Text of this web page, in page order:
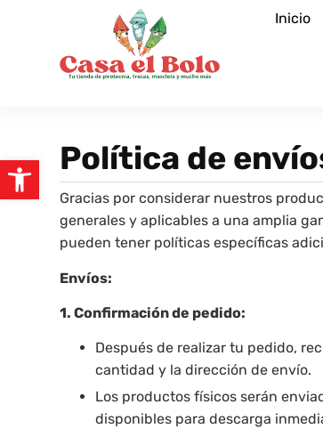
Inicio
Política de
Gracias por considerar nuestros
generales y aplicables a una amplia
pueden tener políticas específicas
Envíos:
1. Confirmación de pedido:
Después de realizar tu pedido,
cantidad y la dirección de envío.
Los productos físicos serán
disponibles para descarga